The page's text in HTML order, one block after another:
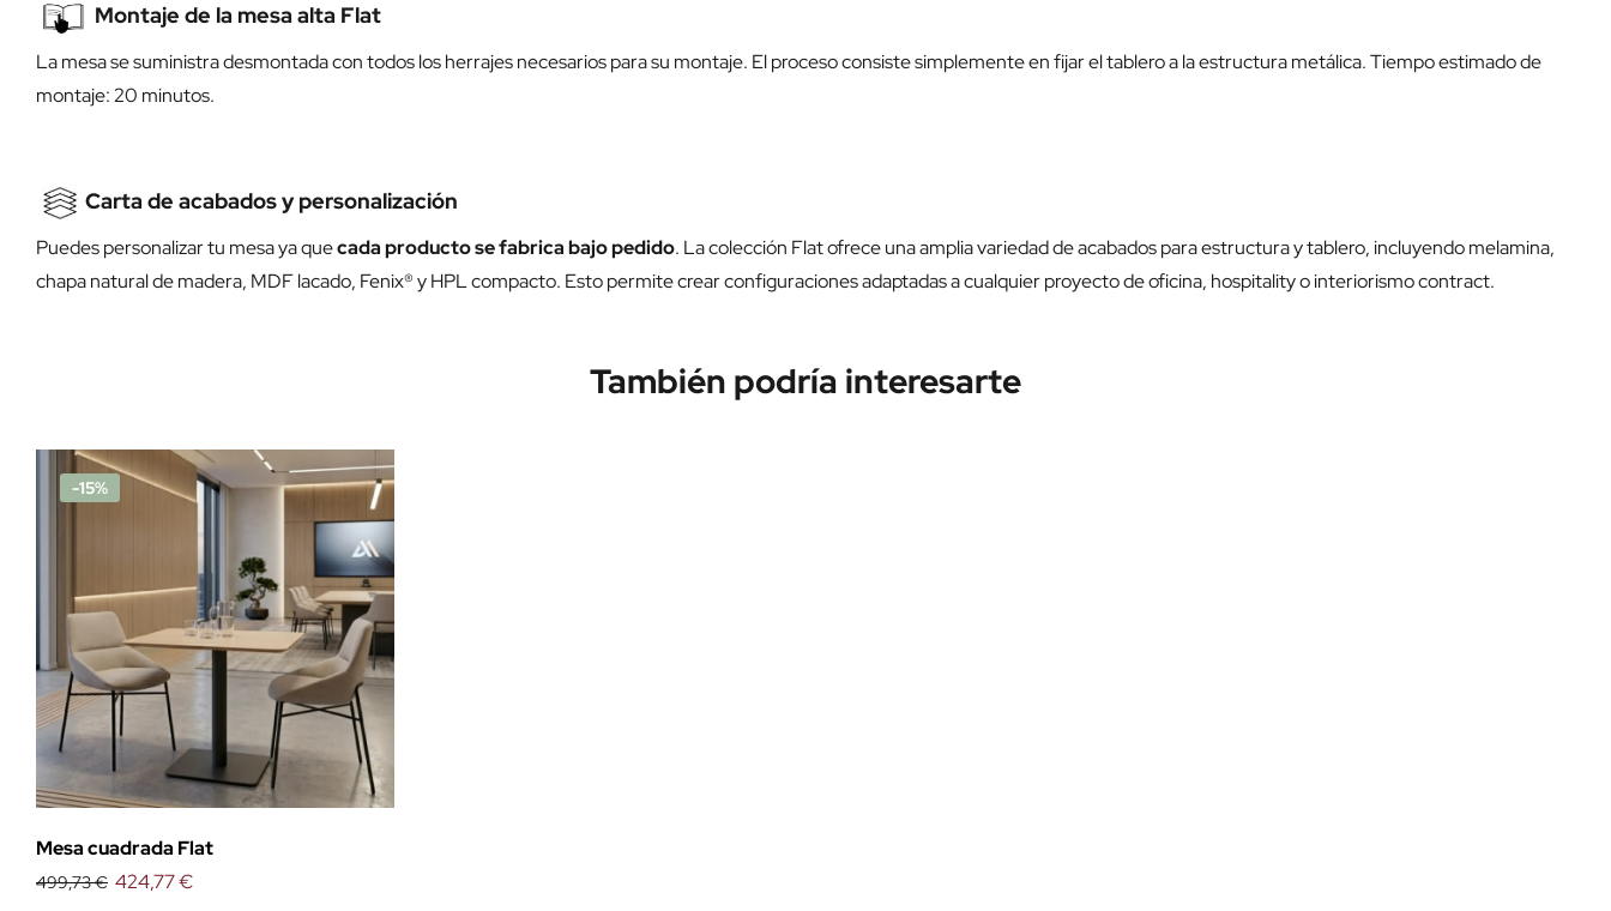
Montaje de la mesa alta Flat
La mesa se suministra desmontada con todos los herrajes necesarios para su montaje. El proceso consiste simplemente en fijar el tablero a la estructura metálica. Tiempo estimado de
montaje: 20 minutos.
Carta de acabados y personalización
Puedes personalizar tu mesa ya quecada producto se fabrica bajo pedido. La colección Flat ofrece una amplia variedad de acabados para estructura y tablero, incluyendo melamina,
chapa natural de madera, MDF lacado, Fenix® y HPL compacto. Esto permite crear configuraciones adaptadas a cualquier proyecto de oficina, hospitality o interiorismo contract.
También podría interesarte
-15%
Mesa cuadrada Flat
499,73 € 424,77 €